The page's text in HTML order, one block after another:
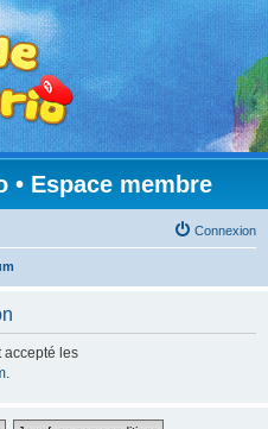
• Espace membre
Connexion
accepté les
.